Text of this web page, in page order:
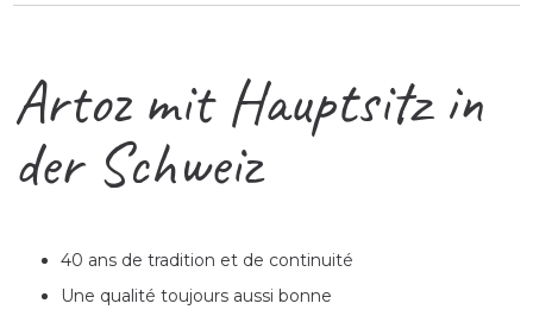
Artoz mit Hauptsitz in
der Schweiz
40 ans de tradition et de continuité
Une qualité toujours aussi bonne